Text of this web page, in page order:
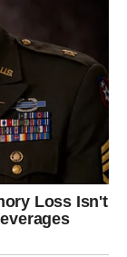
a ne one koje
da bude
potvrdu – dolazi